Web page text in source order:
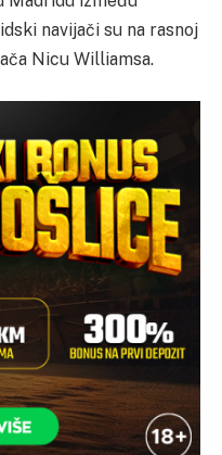
navijači su na rasnoj
Nicu Williamsa.